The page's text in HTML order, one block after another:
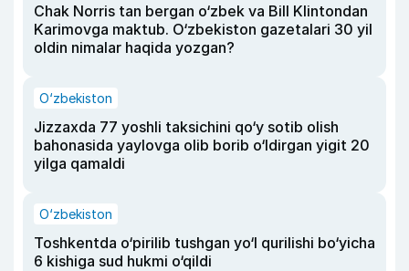
Chak Norris tan bergan o‘zbek va Bill Klintondan
Karimovga maktub. O‘zbekiston gazetalari 30 yil
oldin nimalar haqida yozgan?
O‘zbekiston
Jizzaxda 77 yoshli taksichini qo‘y sotib olish
bahonasida yaylovga olib borib o‘ldirgan yigit 20
yilga qamaldi
O‘zbekiston
Toshkentda o‘pirilib tushgan yo‘l qurilishi bo‘yicha
6 kishiga sud hukmi o‘qildi